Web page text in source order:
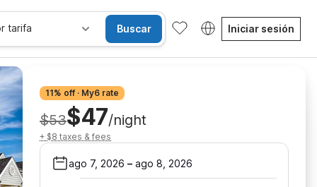
tarifa Buscar Iniciar sesión
11% off · My6 rate
$53$47/night
+ $8 taxes & fees
ago 7, 2026 – ago 8, 2026